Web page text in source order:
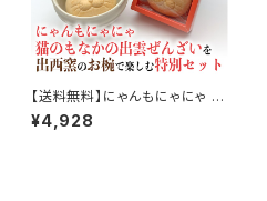
【送料無料】にゃんもにゃにゃ 猫
のもなかの出雲ぜんざい×出西
窯 胴紐椀 出雲ぜんざいを出
¥4,928